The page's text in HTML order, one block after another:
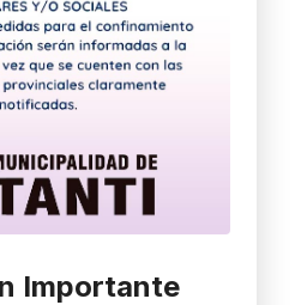
Importante